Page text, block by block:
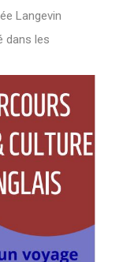
Langevin
dans les